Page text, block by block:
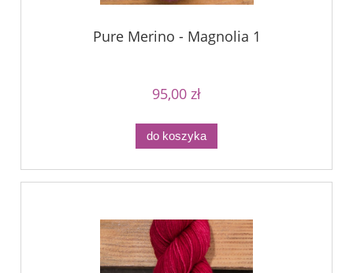
Pure Merino - Magnolia 1
95,00 zł
do koszyka